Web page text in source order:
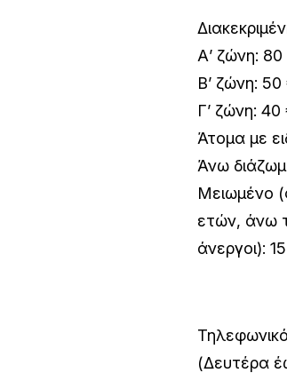
Α’ ζώνη: 80
Β’ ζώνη: 50
Γ’ ζώνη: 40
Άτομα με
Άνω
Μειωμένο
ετών, άνω
άνεργοι):
(Δευτέρα